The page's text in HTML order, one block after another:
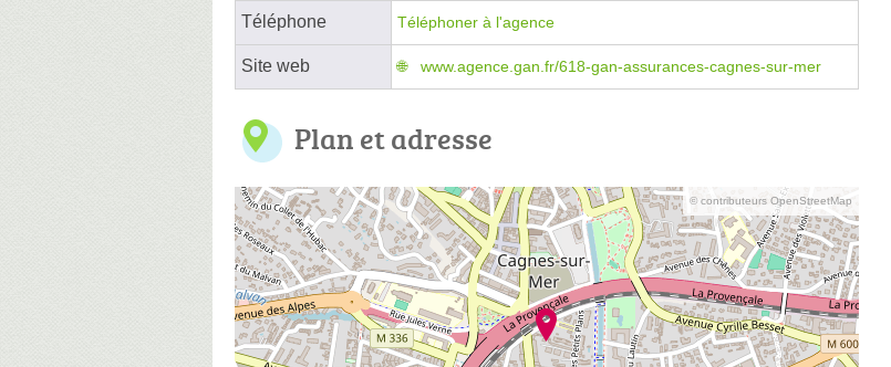
Téléphone Téléphoner à l'agence
Site web www.agence.gan.fr/618-gan-assurances-cagnes-sur-mer
Plan et adresse
© contributeurs OpenStreetMap